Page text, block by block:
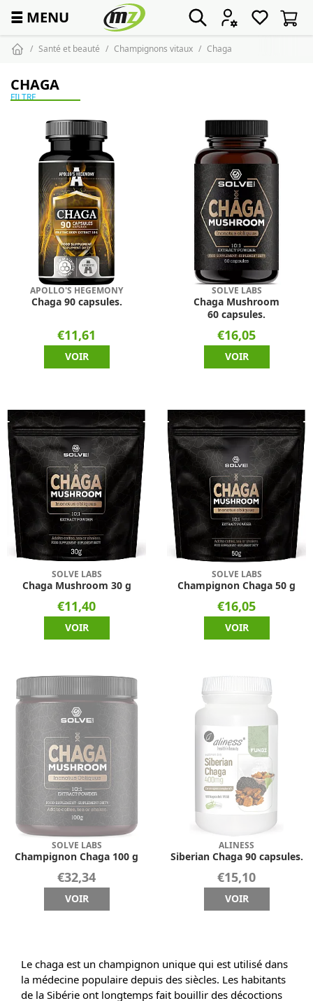
☰ MENU
Santé et beauté Champignons vitaux Chaga
CHAGA
FILTRE
APOLLO'S HEGEMONY
Chaga 90 capsules.
€11,61
VOIR
SOLVE LABS
Chaga Mushroom
60 capsules.
€16,05
VOIR
SOLVE LABS
Chaga Mushroom 30 g
€11,40
VOIR
SOLVE LABS
Champignon Chaga 50 g
€16,05
VOIR
SOLVE LABS
Champignon Chaga 100 g
€32,34
VOIR
ALINESS
Siberian Chaga 90 capsules.
€15,10
VOIR
Le chaga est un champignon unique qui est utilisé dans
la médecine populaire depuis des siècles. Les habitants
de la Sibérie ont longtemps fait bouillir des décoctions